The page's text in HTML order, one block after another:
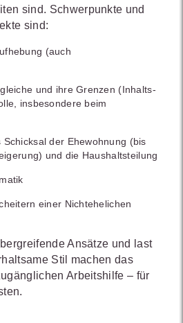
sind. Schwerpunkte und
sind:
(auch
und ihre Grenzen (Inhalts-
insbesondere beim
der Ehewohnung (bis
und die Haushaltsteilung
einer Nichtehelichen
Ansätze und last
Stil machen das
Arbeitshilfe – für